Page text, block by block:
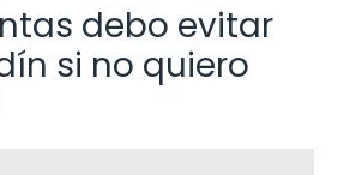
debo evitar
si no quiero